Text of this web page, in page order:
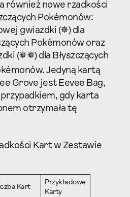
również nowe rzadkości
Pokémonów:
gwiazdki (✵) dla
Pokémonów oraz
(✵✵) dla Błyszczących
Jedyną kartą
Grove jest Eevee Bag,
gdy karta
otrzymała tę
Kart w Zestawie
Kart
Przykładowe
Karty